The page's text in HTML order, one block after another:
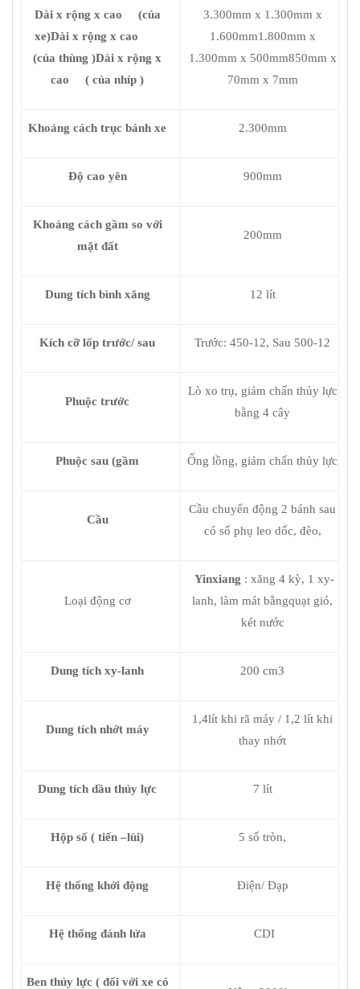
Dài x rộng x cao (của
xe)Dài x rộng x cao
(của thùng )Dài x rộng x
cao ( của nhíp )
3.300mm x 1.300mm x
1.600mm1.800mm x
1.300mm x 500mm850mm x
70mm x 7mm
Khoảng cách trục bánh xe 2.300mm
Độ cao yên 900mm
Khoảng cách gầm so với
mặt đất
200mm
Dung tích bình xăng 12 lít
Kích cỡ lốp trước/ sau Trước: 450-12, Sau 500-12
Phuộc trước
Lò xo trụ, giảm chấn thủy lực
bằng 4 cây
Phuộc sau (gầm Ống lồng, giảm chấn thủy lực
Cầu
Cầu chuyển động 2 bánh sau
có số phụ leo dốc, đèo,
Loại động cơ
Yinxiang : xăng 4 kỳ, 1 xy-
lanh, làm mát bằngquạt gió,
két nước
Dung tích xy-lanh 200 cm3
Dung tích nhớt máy
1,4lít khi rã máy / 1,2 lít khi
thay nhớt
Dung tích dầu thủy lực 7 lít
Hộp số ( tiến –lùi) 5 số tròn,
Hệ thống khởi động Điện/ Đạp
Hệ thống đánh lửa CDI
Ben thủy lực ( đối với xe có